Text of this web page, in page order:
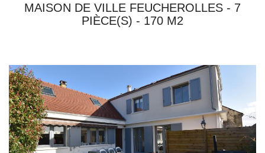
MAISON DE VILLE FEUCHEROLLES - 7
PIÈCE(S) - 170 M2